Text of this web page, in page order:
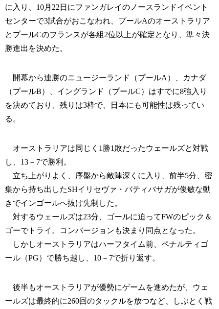
に入り、10月22日にファンガレイのノースランドイベント
センターで3試合がおこなわれ、プールAのオーストラリア
とプールCのフランスが各組2位以上が確定となり、準々決
勝進出を決めた。
開幕から連勝のニュージーランド（プールA）、カナダ
（プールB）、イングランド（プールC）はすでに8強入り
を決めており、残りは3枠で、日本にも可能性は残ってい
る。
オーストラリアは同じく1勝1敗だったウェールズと対戦
し、13－7で勝利。
立ち上がりよく、序盤から敵陣深くに入り、前半5分、密
集から持ち出したSHイリセヴァ・バティバサガが俊敏な動
きでインゴールへ抜け先制した。
対するウェールズは23分、ゴールに迫ってFWのピック＆
ゴーでトライ。コンバージョンも決まり同点となった。
しかしオーストラリアはハーフタイム前、ペナルティゴ
ール（PG）で勝ち越し、10－7で折り返す。
後半もオーストラリアが優勢にゲームを進めたが、ウェ
ールズは最終的に260回のタックルを放つなど、しぶとく戦